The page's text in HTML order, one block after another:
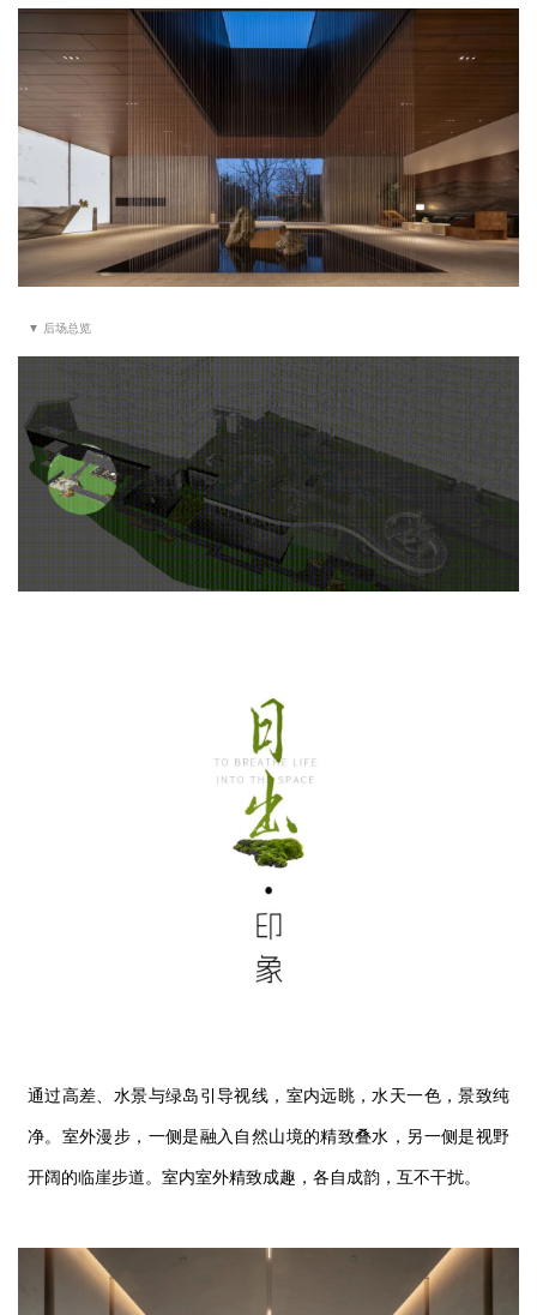
▼ 后场总览
通过高差、水景与绿岛引导视线，室内远眺，水天一色，景致纯
净。室外漫步，一侧是融入自然山境的精致叠水，另一侧是视野
开阔的临崖步道。室内室外精致成趣，各自成韵，互不干扰。